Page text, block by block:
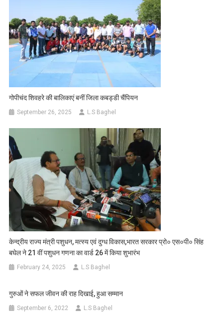
गोपीचंद शिवहरे की बालिकाएं बनीं जिला कबड्डी चैंपियन
September 26, 2025 L.S Baghel
केन्द्रीय राज्य मंत्री पशुधन, मत्स्य एवं दुग्ध विकास,भारत सरकार प्रो० एस०पी० सिंह
बघेल ने 21 वीं पशुधन गणना का वार्ड 26 में किया शुभारंभ
February 24, 2025 L.S Baghel
गुरुओं ने सफल जीवन की राह दिखाई, हुआ सम्मान
September 6, 2022 L.S Baghel